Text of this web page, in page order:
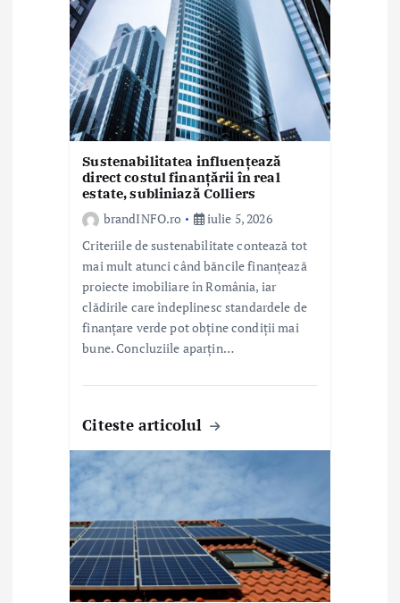
Sustenabilitatea influențează
direct costul finanțării în real
estate, subliniază Colliers
brandINFO.ro
iulie 5, 2026
Criteriile de sustenabilitate contează tot
mai mult atunci când băncile finanțează
proiecte imobiliare în România, iar
clădirile care îndeplinesc standardele de
finanțare verde pot obține condiții mai
bune. Concluziile aparțin…
Citeste articolul